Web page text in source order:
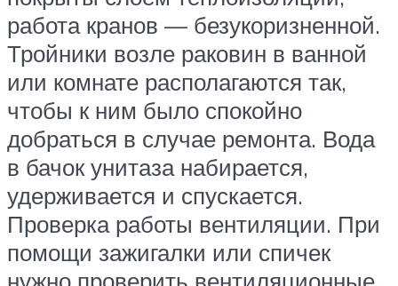
работа кранов — безукоризненной.
Тройники возле раковин в ванной
или комнате располагаются так,
чтобы к ним было спокойно
добраться в случае ремонта. Вода
в бачок унитаза набирается,
удерживается и спускается.
Проверка работы вентиляции. При
помощи зажигалки или спичек
нужно проверить вентиляционные